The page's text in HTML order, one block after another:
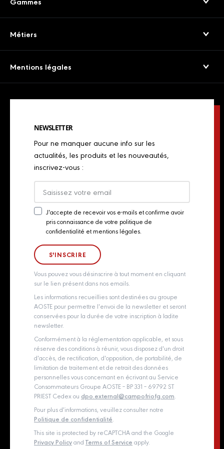
Service consommateurs
Presse
Export
Saucissons Secs
Jambons cuits & volailles
Spécialités italiennes
Chiffonnades
Métiers
Mentions légales
Politique de Cookies
Actualités
Groupe Aoste
NEWSLETTER
Pour ne manquer aucune info sur les
actualités, les produits et les nouveautés,
inscrivez-vous :
Newsletter
Consent
J'accepte de recevoir vos e-mails et confirme avoir
pris connaissance de votre politique de
confidentialité et mentions légales.
Vous pouvez vous désinscrire à tout moment en cliquant
sur le lien présent dans nos emails.
Les informations recueillies sont destinées au groupe
AOSTE pour permettre l'envoi de la newsletter et seront
conservées pour la durée de votre inscription à ladite
newsletter.
Conformément à la réglementation applicable, et sous
réserve des conditions à réunir, vous disposez d'un droit
d'accès, de rectification, d'opposition, de portabilité, de
limitation de traitement et de retrait des données
personnelles vous concernant en écrivant au Service
Consommateurs Groupe AOSTE – BP 331 – 69792 ST
PRIEST Cedex ou dpo.external@campofriofg.com
Pour plus d'informations, veuillez consulter notre
Politique de confidentialité
This site is protected by reCAPTCHA and the Google
Privacy Policyand Terms of Service apply.